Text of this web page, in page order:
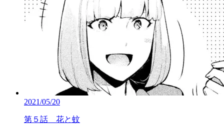
2021/05/20
第５話 花と蚊